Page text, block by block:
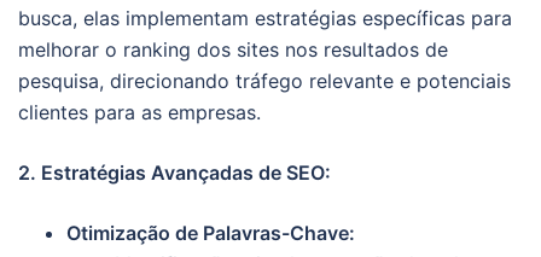
busca, elas implementam estratégias específicas para
melhorar o ranking dos sites nos resultados de
pesquisa, direcionando tráfego relevante e potenciais
clientes para as empresas.
2. Estratégias Avançadas de SEO:
Otimização de Palavras-Chave: